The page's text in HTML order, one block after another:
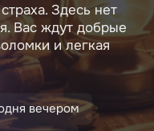
Здесь нет
Вас ждут добрые
и легкая
вечером